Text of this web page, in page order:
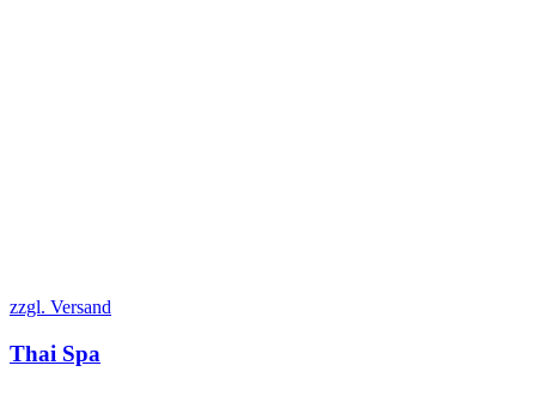
zzgl. Versand
Thai Spa